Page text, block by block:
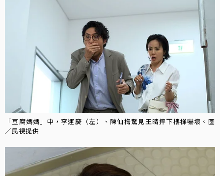
「豆腐媽媽」中，李運慶（左）、陳仙梅驚見王晴摔下樓梯嚇壞。圖
／民視提供